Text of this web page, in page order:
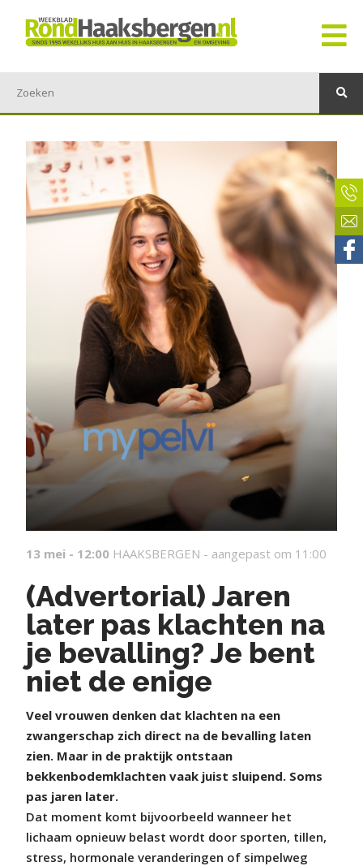
13 mei - 12:00 HAAKSBERGEN - aangepast om 11:00
(Advertorial) Jaren
later pas klachten na
je bevalling? Je bent
niet de enige
Veel vrouwen denken dat klachten na een
zwangerschap zich direct na de bevalling laten
zien. Maar in de praktijk ontstaan
bekkenbodemklachten vaak juist sluipend. Soms
pas jaren later.
Dat moment komt bijvoorbeeld wanneer het
lichaam opnieuw belast wordt door sporten, tillen,
stress, hormonale veranderingen of simpelweg